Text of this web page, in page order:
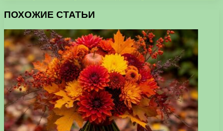
ПОХОЖИЕ СТАТЬИ